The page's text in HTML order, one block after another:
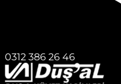
0312 386 26 46